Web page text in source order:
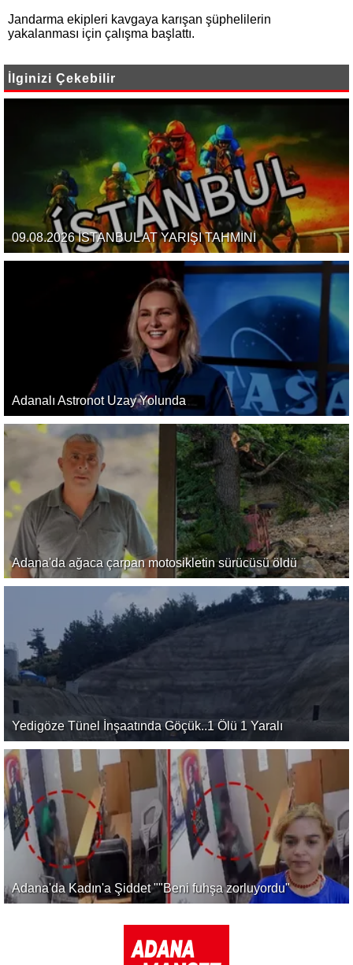
Jandarma ekipleri kavgaya karışan şüphelilerin
yakalanması için çalışma başlattı.
İlginizi Çekebilir
09.08.2026 İSTANBUL AT YARIŞI TAHMİNİ
Adanalı Astronot Uzay Yolunda
Adana'da ağaca çarpan motosikletin sürücüsü öldü
Yedigöze Tünel İnşaatında Göçük..1 Ölü 1 Yaralı
Adana'da Kadın'a Şiddet ""Beni fuhşa zorluyordu"